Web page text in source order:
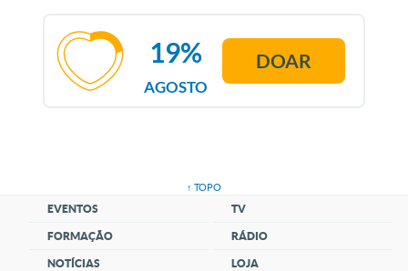
AGOSTO
19% DOAR
↑ TOPO
EVENTOS
FORMAÇÃO
NOTÍCIAS
TV
RÁDIO
LOJA